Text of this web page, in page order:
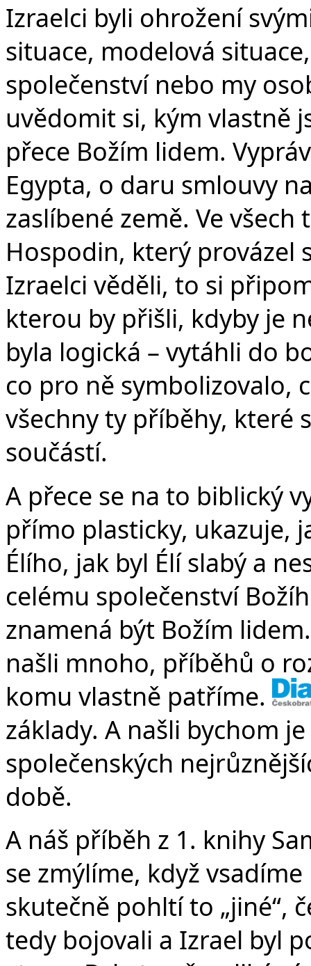
Izraelci byli ohrožení
situace, modelová
společenství nebo my
uvědomit si, kým vlastně
přece Božím lidem.
Egypta, o daru smlouvy
zaslíbené země. Ve
Hospodin, který provázel
Izraelci věděli, to si
kterou by přišli, kdyby je
byla logická – vytáhli do
co pro ně symbolizovalo,
všechny ty příběhy, které
součástí.
A přece se na to biblický
přímo plasticky, ukazuje,
Élího, jak byl Élí slabý a
celému společenství
znamená být Božím
našli mnoho, příběhů o
komu vlastně patříme.
základy. A našli bychom
společenských
době.
A náš příběh z 1. knihy
se zmýlíme, když
skutečně pohltí to „jiné“,
tedy bojovali a Izrael byl